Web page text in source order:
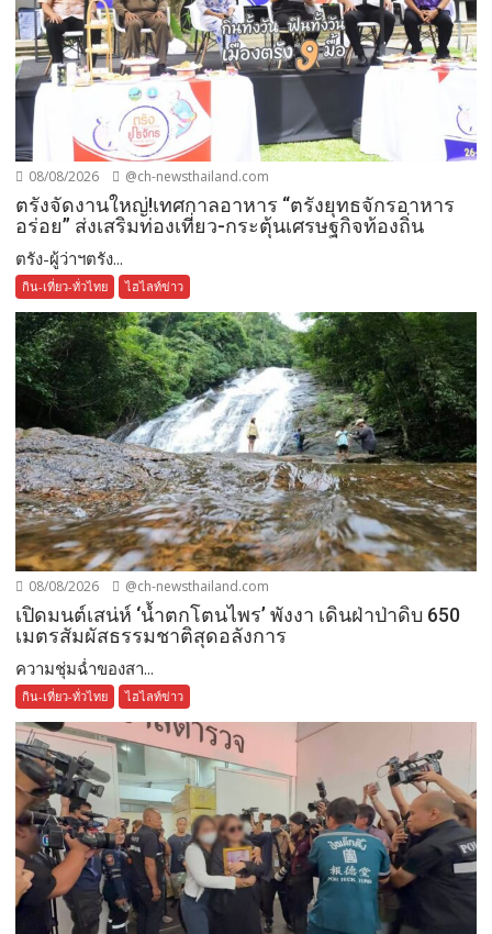
08/08/2026 @ch-newsthailand.com
ตรังจัดงานใหญ่!เทศกาลอาหาร “ตรังยุทธจักรอาหาร
อร่อย” ส่งเสริมท่องเที่ยว-กระตุ้นเศรษฐกิจท้องถิ่น
ตรัง-ผู้ว่าฯตรัง...
กิน-เที่ยว-ทั่วไทย ไฮไลท์ข่าว
08/08/2026 @ch-newsthailand.com
เปิดมนต์เสน่ห์ ‘น้ำตกโตนไพร’ พังงา เดินฝ่าป่าดิบ 650
เมตรสัมผัสธรรมชาติสุดอลังการ
ความชุ่มฉ่ำของสา...
กิน-เที่ยว-ทั่วไทย ไฮไลท์ข่าว